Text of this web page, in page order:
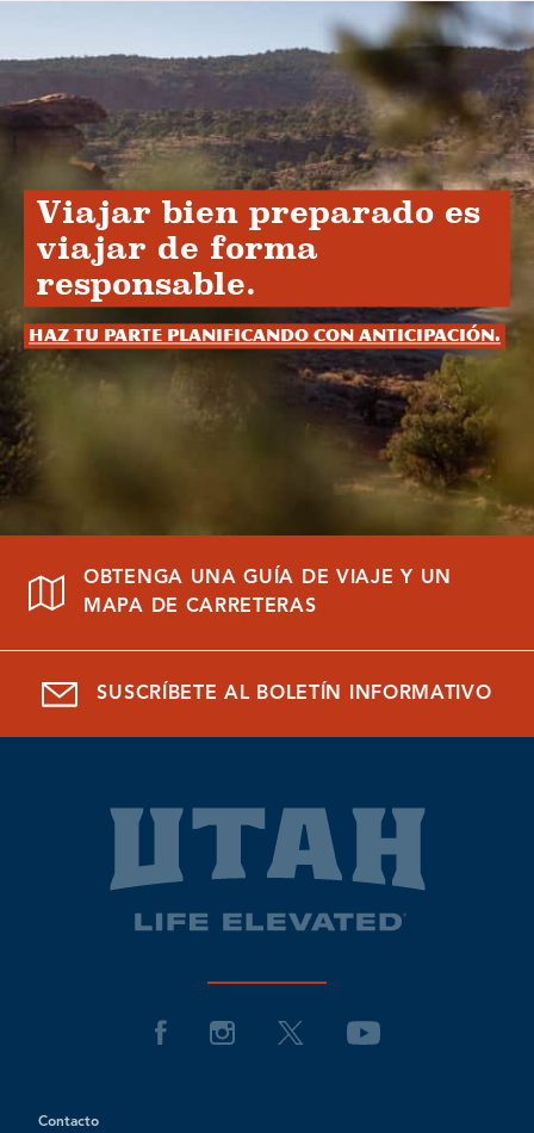
Viajar bien preparado es
viajar de forma
responsable.
Haz tu parte planificando con anticipación.
OBTENGA UNA GUÍA DE VIAJE Y UN
MAPA DE CARRETERAS
SUSCRÍBETE AL BOLETÍN INFORMATIVO
Contacto